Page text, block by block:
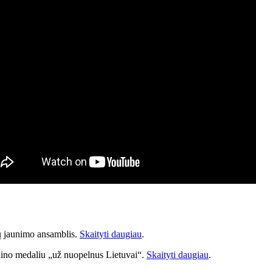
jaunimo ansamblis. Skaityti daugiau.
medaliu „už nuopelnus Lietuvai“. Skaityti daugiau.